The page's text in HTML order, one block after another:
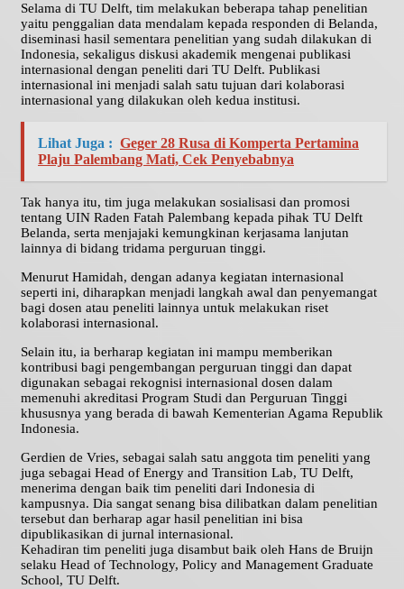
Selama di TU Delft, tim melakukan beberapa tahap penelitian
yaitu penggalian data mendalam kepada responden di Belanda,
diseminasi hasil sementara penelitian yang sudah dilakukan di
Indonesia, sekaligus diskusi akademik mengenai publikasi
internasional dengan peneliti dari TU Delft. Publikasi
internasional ini menjadi salah satu tujuan dari kolaborasi
internasional yang dilakukan oleh kedua institusi.
Lihat Juga : Geger 28 Rusa di Komperta Pertamina
Plaju Palembang Mati, Cek Penyebabnya
Tak hanya itu, tim juga melakukan sosialisasi dan promosi
tentang UIN Raden Fatah Palembang kepada pihak TU Delft
Belanda, serta menjajaki kemungkinan kerjasama lanjutan
lainnya di bidang tridama perguruan tinggi.
Menurut Hamidah, dengan adanya kegiatan internasional
seperti ini, diharapkan menjadi langkah awal dan penyemangat
bagi dosen atau peneliti lainnya untuk melakukan riset
kolaborasi internasional.
Selain itu, ia berharap kegiatan ini mampu memberikan
kontribusi bagi pengembangan perguruan tinggi dan dapat
digunakan sebagai rekognisi internasional dosen dalam
memenuhi akreditasi Program Studi dan Perguruan Tinggi
khususnya yang berada di bawah Kementerian Agama Republik
Indonesia.
Gerdien de Vries, sebagai salah satu anggota tim peneliti yang
juga sebagai Head of Energy and Transition Lab, TU Delft,
menerima dengan baik tim peneliti dari Indonesia di
kampusnya. Dia sangat senang bisa dilibatkan dalam penelitian
tersebut dan berharap agar hasil penelitian ini bisa
dipublikasikan di jurnal internasional.
Kehadiran tim peneliti juga disambut baik oleh Hans de Bruijn
selaku Head of Technology, Policy and Management Graduate
School, TU Delft.